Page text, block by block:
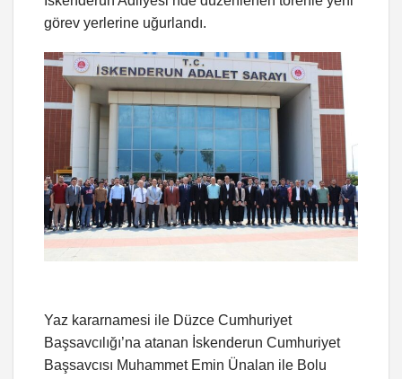
görev yerlerine uğurlandı.
Yaz kararnamesi ile Düzce Cumhuriyet
Başsavcılığı’na atanan İskenderun Cumhuriyet
Başsavcısı Muhammet Emin Ünalan ile Bolu